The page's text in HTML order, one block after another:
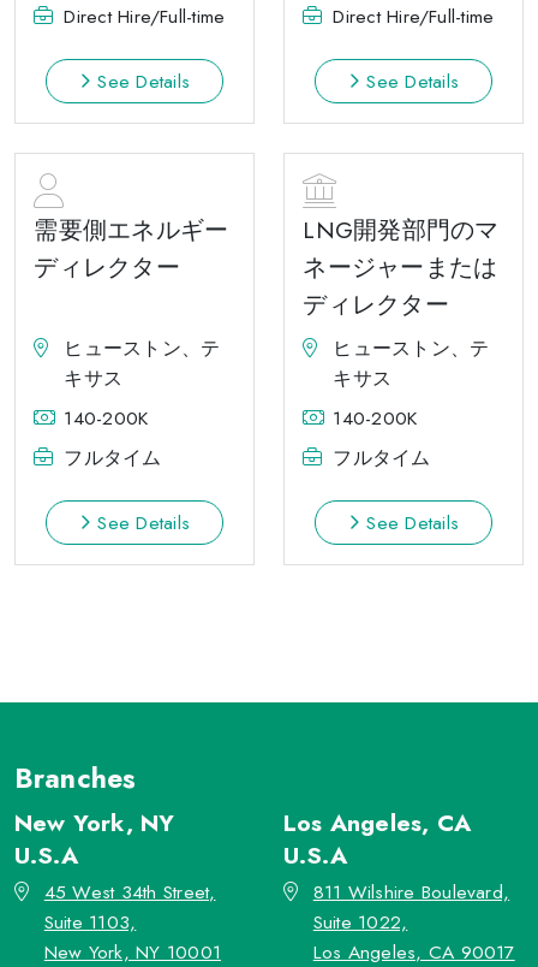
Direct Hire/Full-time
See Details
Direct Hire/Full-time
See Details
需要側エネルギー
ディレクター
ヒューストン、テ
キサス
140-200K
フルタイム
See Details
LNG開発部門のマ
ネージャーまたは
ディレクター
ヒューストン、テ
キサス
140-200K
フルタイム
See Details
Branches
New York, NY
U.S.A
45 West 34th Street,
Suite 1103,
New York, NY 10001
Los Angeles, CA
U.S.A
811 Wilshire Boulevard,
Suite 1022,
Los Angeles, CA 90017